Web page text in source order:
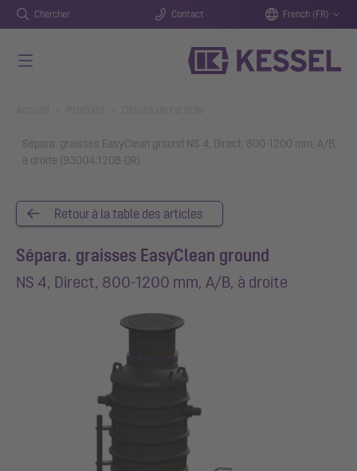
Chercher Contact French (FR)
Sépara. graisses EasyClean ground NS 4, Direct, 800-1200 mm, A/B,
à droite (93004.120B-DR)
Retour à la table des articles
Sépara. graisses EasyClean ground
NS 4, Direct, 800-1200 mm, A/B, à droite